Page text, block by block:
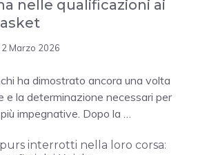
nelle qualificazioni ai
2 Marzo 2026
ha dimostrato ancora una volta
e la determinazione necessari per
impegnative. Dopo la …
interrotti nella loro corsa: